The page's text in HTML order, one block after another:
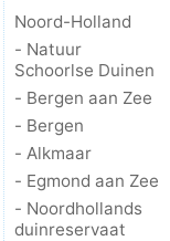
Noord-Holland
- Natuur
Schoorlse Duinen
- Bergen aan Zee
- Bergen
- Alkmaar
- Egmond aan Zee
- Noordhollands
duinreservaat